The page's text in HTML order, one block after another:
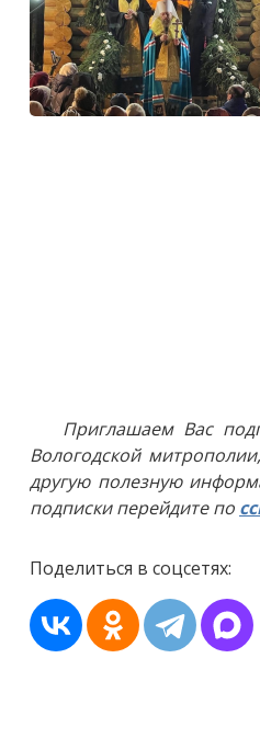
Приглашаем Вас
Вологодской
другую полезную
подписки перейдите по
Поделиться в соцсетях: